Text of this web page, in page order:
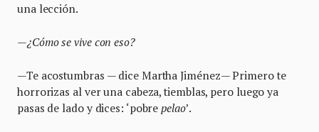
una lección.
—¿Cómo se vive con eso?
—Te acostumbras — dice Martha Jiménez— Primero te
horrorizas al ver una cabeza, tiemblas, pero luego ya
pasas de lado y dices: ‘pobre pelao’.